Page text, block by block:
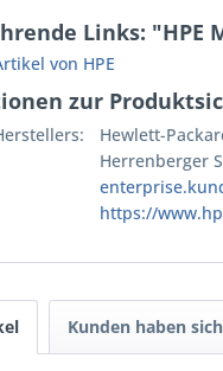
Links: "HPE
von HPE
zur
Hewlett-
Herrenberger
https://
Kunden haben